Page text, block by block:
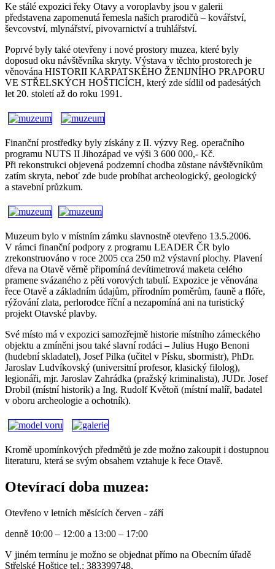
Ke stálé expozici řeky Otavy a voroplavby jsou v galerii
představena zapomenutá řemesla našich prarodičů – kovářství,
ševcovství, mlynářství, pivovarnictví a truhlářství.
Poprvé byly také otevřeny i nové prostory muzea, které byly
doposud oku návštěvníka skryty. Výstava v těchto prostorech je
věnována HISTORII KARPATSKÉHO ŽENIJNÍHO PRAPORU
VE STŘELSKÝCH HOŠTICÍCH, který zde sídlil od padesátých
let 20. století až do roku 1991.
Finanční prostředky byly získány z II. výzvy Reg. operačního
programu NUTS II Jihozápad ve výši 3 600 000,- Kč.
Při rekonstrukci objevená podzemní chodba zůstane návštěvníkům
zatím skryta, neboť zde bude probíhat archeologický, geologický
a stavební průzkum.
Muzeum bylo v místním zámku slavnostně otevřeno 13.5.2006.
V rámci finanční podpory z programu LEADER ČR bylo
zrekonstruováno v roce 2005 cca 250 m2 výstavní plochy. Plavení
dřeva na Otavě věrně připomíná devítimetrová maketa celého
pramene svázaného z pěti vorových tabulí. Expozice je věnována
řece Otavě a základním údajům, přírodním poměrům, fauně a flóře,
rýžování zlata, perlorodce říční a nezapomíná ani na turistický
projekt Otavské plavby.
Své místo má v expozici samozřejmě historie místního zámeckého
objektu a zmíněni jsou také slavní rodáci – Julius Hugo Benoni
(hudební skladatel), Josef Pilka (učitel v Písku, sbormistr), PhDr.
Jaroslav Ludvíkovský (universitní profesor, klasický filolog),
legionáři, mjr. Jaroslav Zahrádka (pražský kriminalista), JUDr. Josef
Drobil (místní historik) a Ing. Rudolf Květoň (místní malíř, badatel
v oboru archeologie a ochotník).
Kromě upomínkových předmětů je zde možno zakoupit i dostupnou
literaturu, která se svým obsahem vztahuje k řece Otavě.
Otevírací doba muzea:
Otevřeno v letních měsících červen - září
denně 10:00 – 12:00 a 13:00 – 17:00
V jiném termínu je možno se objednat přímo na Obecním úřadě
Střelské Hoštice tel.: 383399748.